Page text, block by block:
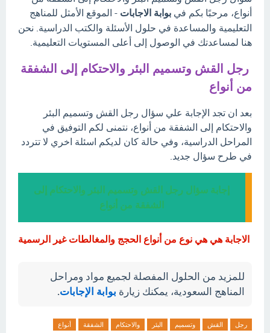
أنواع، مرحبًا بكم في بوابة الاجابات - الموقع الأمثل للمناهج
التعليمية والمساعدة في حلول الأسئلة والكتب الدراسية. نحن
هنا لمساعدتك في الوصول إلى أعلى المستويات التعليمية.
رجل القش وتسميم البئر والاحتكام إلى الشفقة
من أنواع
بعد ان تجد الإجابة علي سؤال رجل القش وتسميم البئر
والاحتكام إلى الشفقة من أنواع، نتمنى لكم التوفيق في
المراحل الدراسية، وفي حالة كان لديكم اسئلة اخري لا تتردد
في طرح سؤال جديد.
إجابة سؤال رجل القش وتسميم البئر والاحتكام إلى
الشفقة من أنواع
الاجابة هي هي نوع من أنواع الحجج والمغالطات غير الرسمية
للمزيد من الحلول المفصلة لجميع مواد ومراحل
المناهج السعودية، يمكنك زيارة بوابة الإجابات.
رجل القش وتسميم البئر والاحتكام الشفقة أنواع